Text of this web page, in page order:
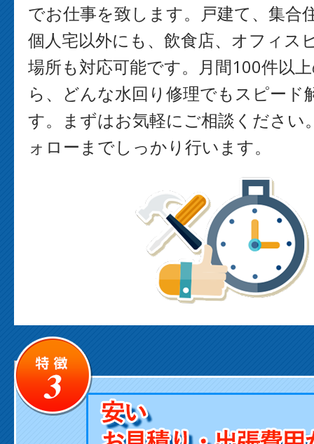
でお仕事を致します。戸建て、集合
個人宅以外にも、飲食店、オフィス
場所も対応可能です。月間100件以
ら、どんな水回り修理でもスピード
す。まずはお気軽にご相談ください
ォローまでしっかり行います。